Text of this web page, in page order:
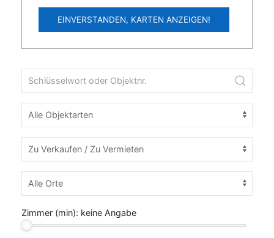
EINVERSTANDEN, KARTEN ANZEIGEN!
Zimmer (min): keine Angabe